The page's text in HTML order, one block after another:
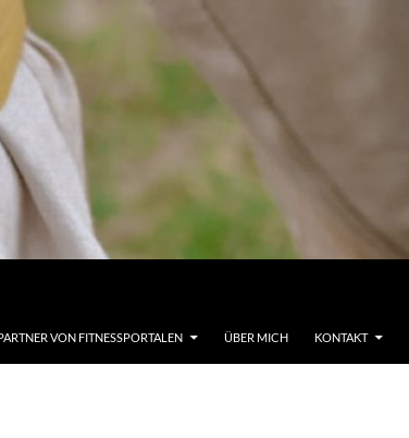
VON FITNESSPORTALEN ÜBER MICH KONTAKT